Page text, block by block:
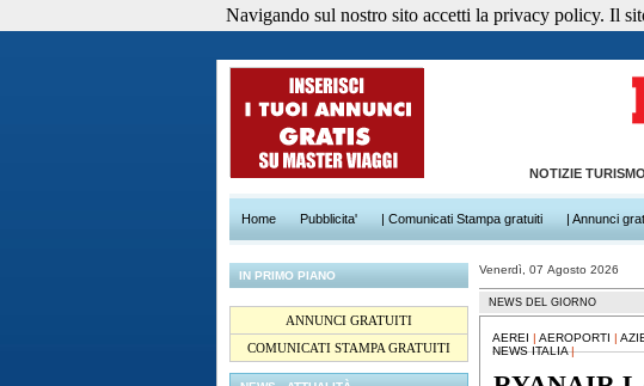
NOTIZIE
Home Pubblicita' | Comunicati Stampa gratuiti | Annunci
IN PRIMO PIANO
ANNUNCI GRATUITI
COMUNICATI STAMPA GRATUITI
Venerdì, 07 Agosto 2026
NEWS DEL GIORNO
AEREI | AEROPORTI |
NEWS ITALIA|
Navigando sul nostro sito accetti la privacy policy. Il